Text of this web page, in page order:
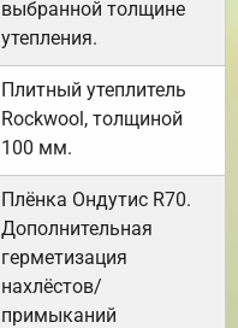
выбранной толщине
утепления.
Плитный утеплитель
Rockwool, толщиной
100 мм.
Плёнка Ондутис R70.
Дополнительная
герметизация
нахлёстов/
примыканий